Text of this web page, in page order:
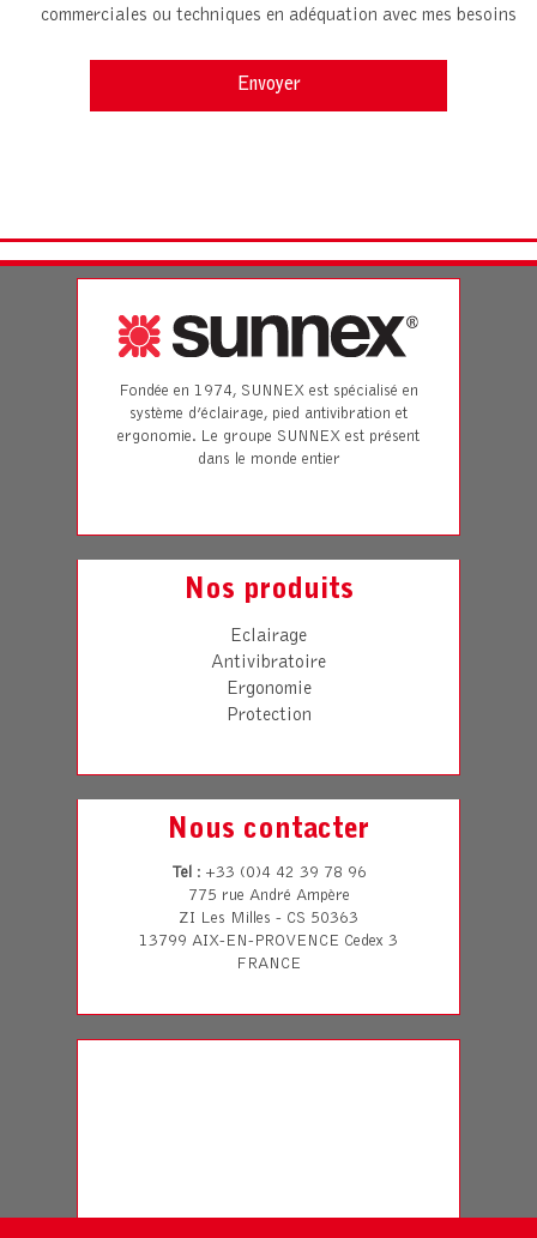
commerciales ou techniques en adéquation avec mes besoins
Fondée en 1974, SUNNEX est spécialisé en
système d’éclairage, pied antivibration et
ergonomie. Le groupe SUNNEX est présent
dans le monde entier
Nos produits
Eclairage
Antivibratoire
Ergonomie
Protection
Nous contacter
Tel: +33 (0)4 42 39 78 96
775 rue André Ampère
ZI Les Milles - CS 50363
13799 AIX-EN-PROVENCE Cedex 3
FRANCE